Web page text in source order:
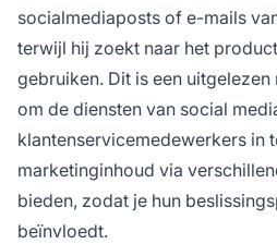
socialmediaposts of e-mails
terwijl hij zoekt naar het
gebruiken. Dit is een
om de diensten van social
klantenservicemedewerkers in
marketinginhoud via
bieden, zodat je hun
beïnvloedt.